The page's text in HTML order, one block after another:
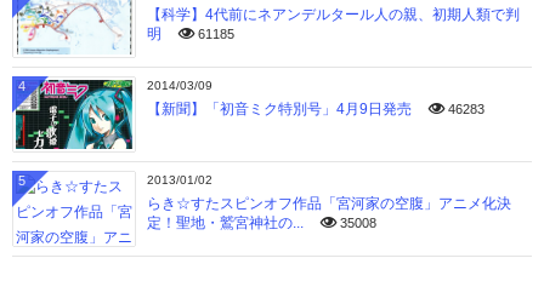
【科学】4代前にネアンデルタール人の親、初期人類で判
明
61185
2014/03/09
【新聞】「初音ミク特別号」4月9日発売 46283
4
2013/01/02
らき☆すたスピンオフ作品「宮河家の空腹」アニメ化決
定！聖地・鷲宮神社の...
35008
5